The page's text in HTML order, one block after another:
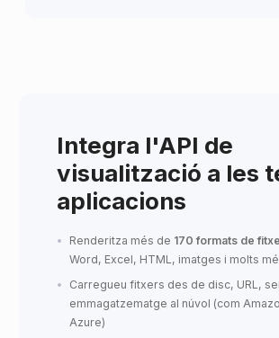
Integra l'API de
visualització a les
aplicacions
Renderitza més de 170 formats de
Word, Excel, HTML, imatges i molts
Carregueu fitxers des de disc, URL,
emmagatzematge al núvol (com
Azure)